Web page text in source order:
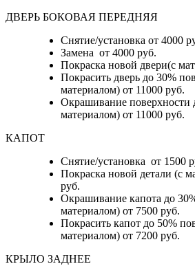
ДВЕРЬ БОКОВАЯ ПЕРЕДНЯЯ
Снятие/установка от 4000
Замена от 4000 руб.
Покраска новой двери(с
Покрасить дверь до 30%
материалом) от 11000 руб.
Окрашивание поверхности
материалом) от 11000 руб.
КАПОТ
Снятие/установка от 1500
Покраска новой детали (с
руб.
Окрашивание капота до
материалом) от 7500 руб.
Покрасить капот до 50%
материалом) от 7200 руб.
КРЫЛО ЗАДНЕЕ